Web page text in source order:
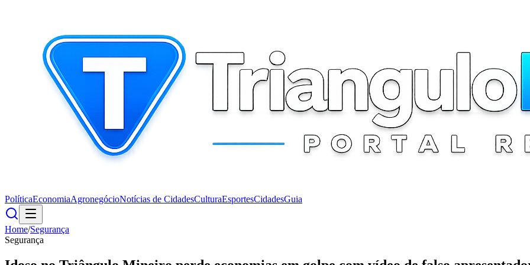
PolíticaEconomiaAgronegócioNotícias de CidadesCulturaEsportesCidadesGuia
Home/Segurança
Segurança